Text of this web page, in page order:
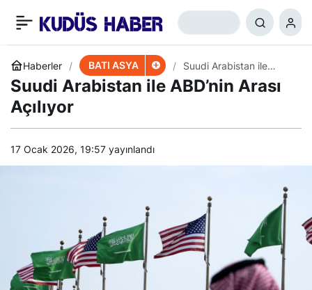
Haberler BATI ASYA
Suudi Arabistan ile
ABD’nin Arası Açılıyor
Suudi Arabistan ile ABD’nin Arası
Açılıyor
17 Ocak 2026, 19:57 yayınlandı
İran Dışişleri Bakanı,
Hamas Lideriyle Görüştü
+ 0 Paylaş